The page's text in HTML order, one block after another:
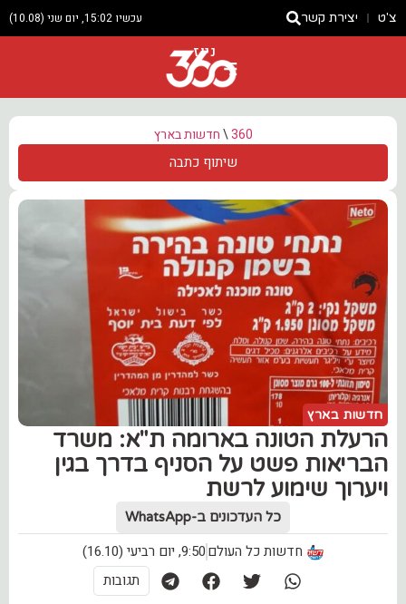
צ'ט יצירת קשר עכשיו 15:02, יום שני (10.08)
ניוז
360
\חדשות בארץ
שיתוף כתבה
חדשות בארץ
‏הרעלת הטונה בארומה ת"א: משרד
הבריאות פשט על הסניף בדרך בגין
ויערוך שימוע לרשת
כל העדכונים ב-WhatsApp
חדשות כל העולם9:50, יום רביעי (16.10)
תגובות